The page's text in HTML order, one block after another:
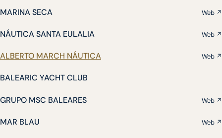
MARINA SECA Web ↗
NÁUTICA SANTA EULALIA Web ↗
ALBERTO MARCH NÁUTICA Web ↗
BALEARIC YACHT CLUB
GRUPO MSC BALEARES Web ↗
MAR BLAU Web ↗